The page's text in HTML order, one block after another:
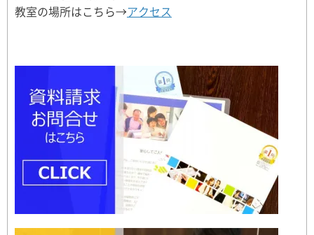
教室の場所はこちら→アクセス